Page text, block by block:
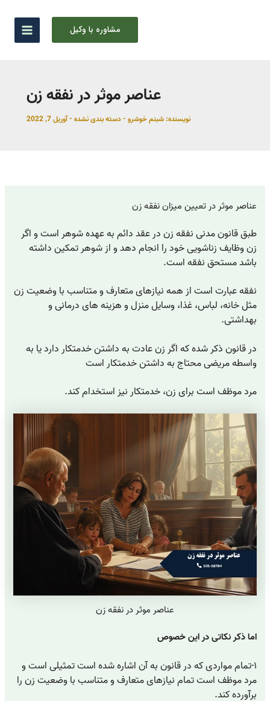
مشاوره با وکیل
عناصر موثر در نفقه زن
نویسنده: شبنم خوشرو -دسته بندی نشده -آوریل 7, 2022
عناصر موثر در تعیین میزان نفقه زن
طبق قانون مدنی نفقه زن در عقد دائم به عهده شوهر است و اگر
زن وظایف زناشویی خود را انجام دهد و از شوهر تمکین داشته
باشد مستحق نفقه است.
نفقه عبارت است از همه نیازهای متعارف و متناسب با وضعیت زن
مثل خانه، لباس، غذا، وسایل منزل و هزینه های درمانی و
بهداشتی.
در قانون ذکر شده که اگر زن عادت به داشتن خدمتکار دارد یا به
واسطه مریضی محتاج به داشتن خدمتکار است
مرد موظف است برای زن، خدمتکار نیز استخدام کند.
عناصر موثر در نفقه زن
اما ذکر نکاتی در این خصوص
۱-تمام مواردی که در قانون به آن اشاره شده است تمثیلی است و
مرد موظف است تمام نیازهای متعارف و متناسب با وضعیت زن را
برآورده کند.